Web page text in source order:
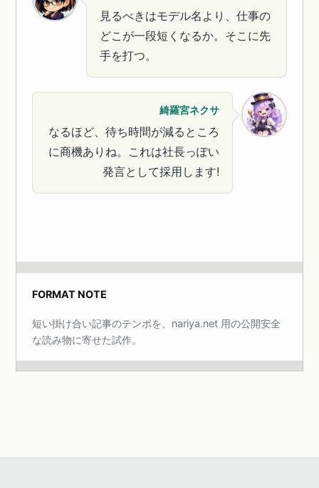
見るべきはモデル名より、仕事の
どこが一段短くなるか。そこに先
手を打つ。
綺羅宮ネクサ
なるほど、待ち時間が減るところ
に商機ありね。これは社長っぽい
発言として採用します!
FORMAT NOTE
短い掛け合い記事のテンポを、nariya.net 用の公開安全
な読み物に寄せた試作。